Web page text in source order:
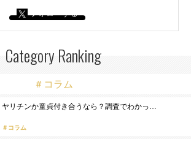
フォローする
Category Ranking
＃コラム
ヤリチンか童貞付き合うなら？調査でわかっ…
コラム